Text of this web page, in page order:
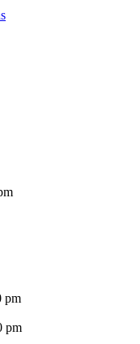
pm
pm